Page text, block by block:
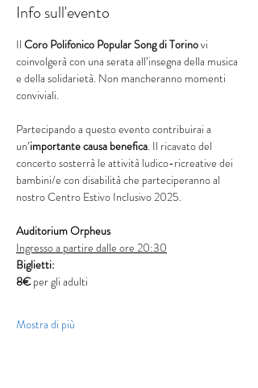
Info sull'evento
Il Coro Polifonico Popular Song di Torino vi
coinvolgerà con una serata all’insegna della musica
e della solidarietà. Non mancheranno momenti
conviviali.
Partecipando a questo evento contribuirai a
un’importante causa benefica. Il ricavato del
concerto sosterrà le attività ludico-ricreative dei
bambini/e con disabilità che parteciperanno al
nostro Centro Estivo Inclusivo 2025.
Auditorium Orpheus
Ingresso a partire dalle ore 20:30
Biglietti:
8€ per gli adulti
Mostra di più